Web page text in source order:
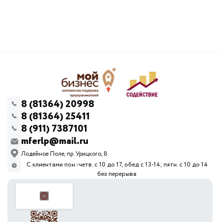
8 (81364) 20998
8 (81364) 25411
8 (911) 7387101
mferlp@mail.ru
Лодейное Поле, пр. Урицкого, 8
С клиентами пон.-четв. с 10 до 17, обед с 13-14; пятн. с 10 до 14
без перерыва